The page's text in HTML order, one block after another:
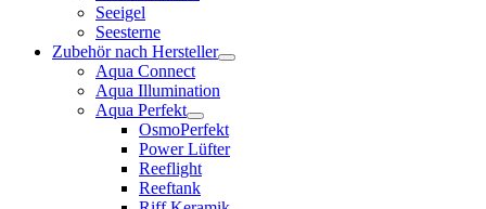
Seeigel
Seesterne
Zubehör nach Hersteller
Aqua Connect
Aqua Illumination
Aqua Perfekt
OsmoPerfekt
Power Lüfter
Reeflight
Reeftank